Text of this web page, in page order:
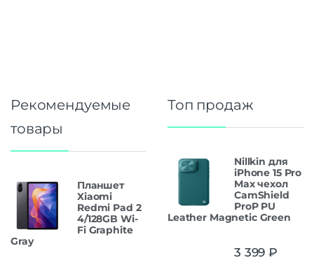
Рекомендуемые
товары
Планшет
Xiaomi
Redmi Pad 2
4/128GB Wi-
Fi Graphite
Gray
Топ продаж
Nillkin для
iPhone 15 Pro
Max чехол
CamShield
ProP PU
Leather Magnetic Green
3 399 ₽